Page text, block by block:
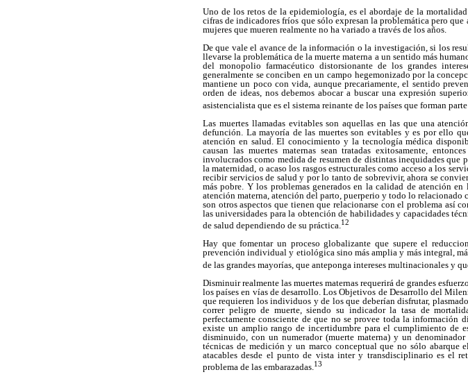
Uno de los retos de la epidemiología, es el abordaje de la
cifras de indicadores fríos que sólo expresan la problemática pero
mujeres que mueren realmente no ha variado a través de los años.
De que vale el avance de la información o la investigación, si los
llevarse la problemática de la muerte materna a un sentido más
del monopolio farmacéutico distorsionante de los grandes
generalmente se conciben en un campo hegemonizado por la
mantiene un poco con vida, aunque precariamente, el sentido
orden de ideas, nos debemos abocar a buscar una expresión
asistencialista que es el sistema reinante de los países que forman parte
Las muertes llamadas evitables son aquellas en las que una
defunción. La mayoría de las muertes son evitables y es por ello
atención en salud. El conocimiento y la tecnología médica
causan las muertes maternas sean tratadas exitosamente,
involucrados como medida de resumen de distintas inequidades que
la maternidad, o acaso los rasgos estructurales como acceso a los
recibir servicios de salud y por lo tanto de sobrevivir, ahora se
más pobre. Y los problemas generados en la calidad de atención
atención materna, atención del parto, puerperio y todo lo relacionado
son otros aspectos que tienen que relacionarse con el problema así
las universidades para la obtención de habilidades y capacidades
de salud dependiendo de su práctica.12
Hay que fomentar un proceso globalizante que supere el
prevención individual y etiológica sino más amplia y más integral,
de las grandes mayorías, que anteponga intereses multinacionales y
Disminuir realmente las muertes maternas requerirá de grandes
los países en vías de desarrollo. Los Objetivos de Desarrollo del
que requieren los individuos y de los que deberían disfrutar,
correr peligro de muerte, siendo su indicador la tasa de
perfectamente consciente de que no se provee toda la
existe un amplio rango de incertidumbre para el cumplimiento de
disminuido, con un numerador (muerte materna) y un
técnicas de medición y un marco conceptual que no sólo abarque
atacables desde el punto de vista inter y transdisciplinario es el
problema de las embarazadas.13